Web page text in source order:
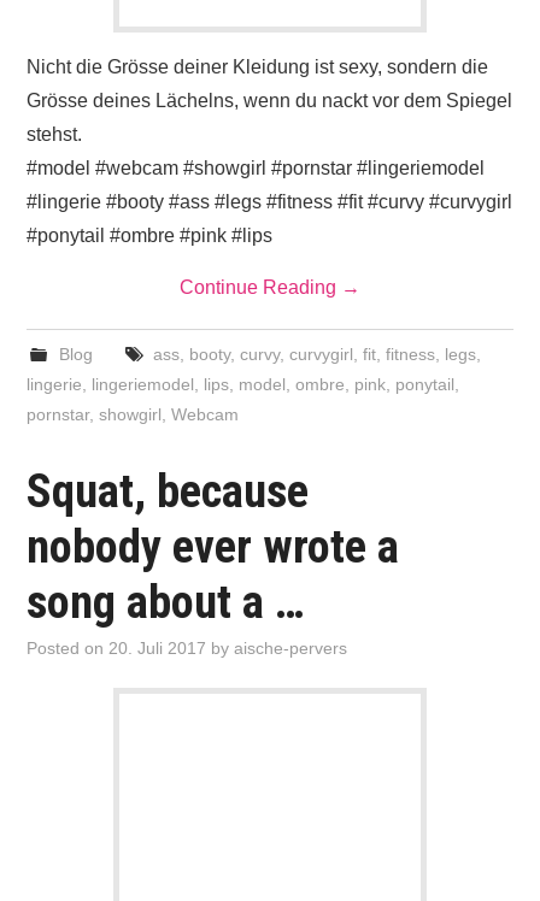
Nicht die Grösse deiner Kleidung ist sexy, sondern die
Grösse deines Lächelns, wenn du nackt vor dem Spiegel
stehst.
#model #webcam #showgirl #pornstar #lingeriemodel
#lingerie #booty #ass #legs #fitness #fit #curvy #curvygirl
#ponytail #ombre #pink #lips
Continue Reading →
Blog ass, booty, curvy, curvygirl fit, fitness, legs,
lingerie
lingeriemodel lips model ,ombre pink ponytail
pornstar,showgirl ,Webcam
Squat, because
nobody ever wrote a
song about a …
Posted on 20. Juli 2017 byaische-pervers